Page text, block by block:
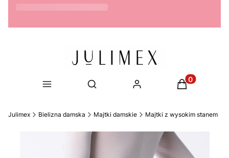
Otwórz wyszukiwarkęProdukty w
Julimex Bielizna damska Majtki damskie Majtki z wysokim stanem